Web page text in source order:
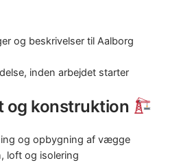
og beskrivelser til Aalborg
inden arbejdet starter
og konstruktion
og opbygning af vægge
loft og isolering